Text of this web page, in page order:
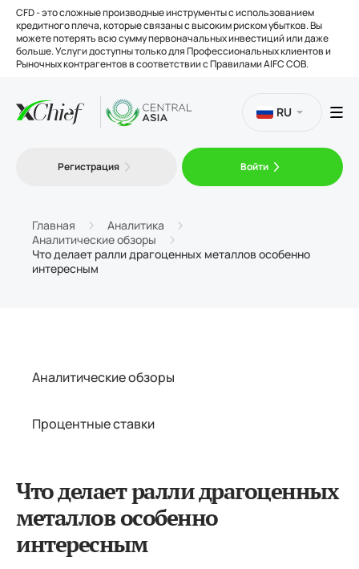
CFD - это сложные производные инструменты с использованием
кредитного плеча, которые связаны с высоким риском убытков. Вы
можете потерять всю сумму первоначальных инвестиций или даже
больше. Услуги доступны только для Профессиональных клиентов и
Рыночных контрагентов в соответствии с Правилами AIFC COB.
Торговля
Инструменты
RU
Регистрация Войти
Главная
Аналитика
Аналитические обзоры
Что делает ралли драгоценных металлов особенно
интересным
Аналитические обзоры
Процентные ставки
Что делает ралли драгоценных
металлов особенно
интересным